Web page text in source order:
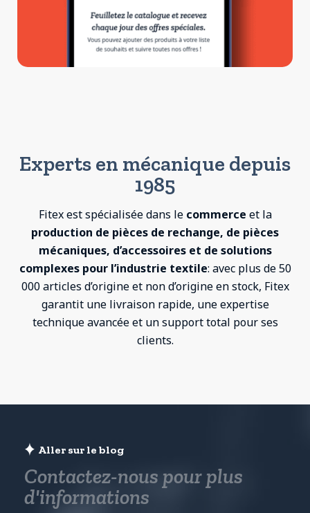
Experts en mécanique depuis
1985
Fitex est spécialisée dans le commerce et la
production de pièces de rechange, de pièces
mécaniques, d’accessoires et de solutions
complexes pour l’industrie textile: avec plus de 50
000 articles d’origine et non d’origine en stock, Fitex
garantit une livraison rapide, une expertise
technique avancée et un support total pour ses
clients.
Aller sur le blog
Contactez-nous pour plus
d'informations